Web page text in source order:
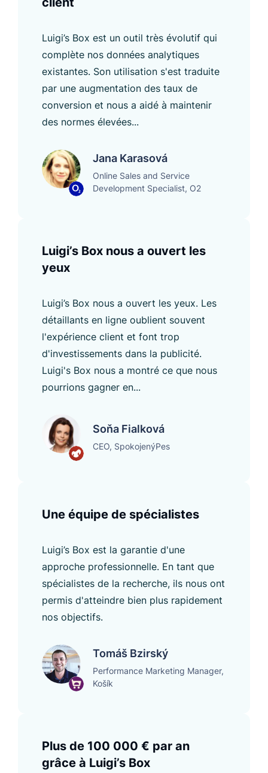
Luigi’s Box est un outil très évolutif qui
complète nos données analytiques
existantes. Son utilisation s'est traduite
par une augmentation des taux de
conversion et nous a aidé à maintenir
des normes élevées...
Jana Karasová
Online Sales and Service
Development Specialist, O2
Luigi’s Box nous a ouvert les
yeux
Luigi’s Box nous a ouvert les yeux. Les
détaillants en ligne oublient souvent
l'expérience client et font trop
d'investissements dans la publicité.
Luigi's Box nous a montré ce que nous
pourrions gagner en...
Soňa Fialková
CEO, SpokojenýPes
Une équipe de spécialistes
Luigi’s Box est la garantie d'une
approche professionnelle. En tant que
spécialistes de la recherche, ils nous ont
permis d'atteindre bien plus rapidement
nos objectifs.
Tomáš Bzirský
Performance Marketing Manager,
Košík
Plus de 100 000 € par an
grâce à Luigi’s Box